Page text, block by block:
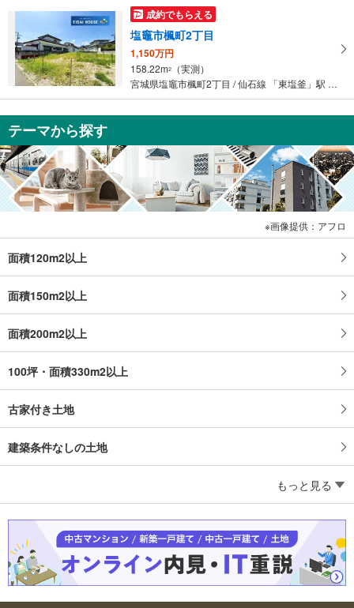
成約でもらえる
塩竈市楓町2丁目
1,150万円
158.22m2
（実測）
宮城県塩竈市楓町2丁目 / 仙石線 「東塩釜」駅 徒歩10分
テーマから探す
画像提供：アフロ
面積120m2以上
面積150m2以上
面積200m2以上
100坪・面積330m2以上
古家付き土地
建築条件なしの土地
もっと見る